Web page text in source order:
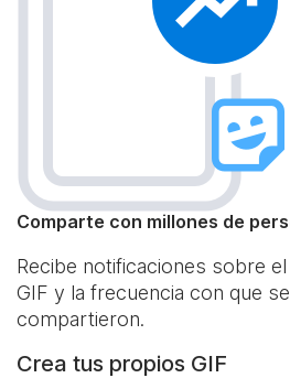
Comparte con millones de
Recibe notificaciones sobre
GIF y la frecuencia con que
compartieron.
Crea tus propios GIF